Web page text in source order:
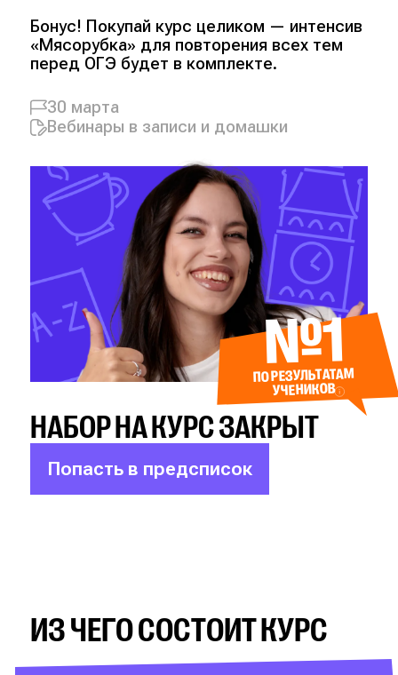
Бонус! Покупай курс целиком — интенсив
«Мясорубка» для повторения всех тем
перед ОГЭ будет в комплекте.
30 марта
Вебинары в записи и домашки
№1
ПО РЕЗУЛЬТАТАМ
УЧЕНИКОВ
Попасть в предсписок
НАБОР НА КУРС ЗАКРЫТ
ИЗ ЧЕГО СОСТОИТ КУРС